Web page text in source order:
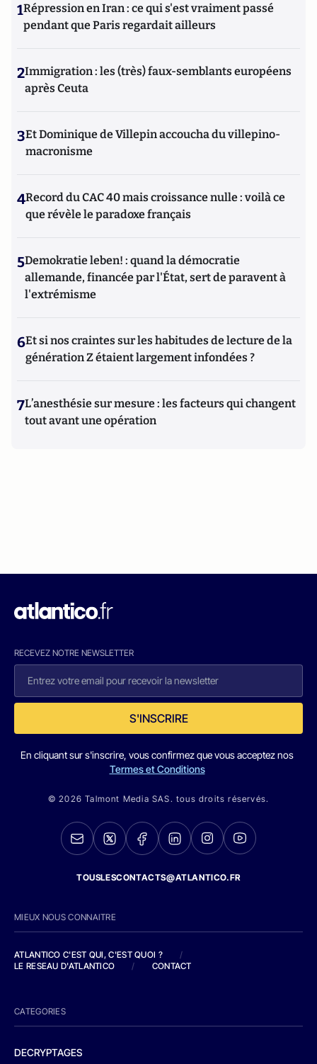
1Répression en Iran : ce qui s'est vraiment passé
pendant que Paris regardait ailleurs
2Immigration : les (très) faux-semblants européens
après Ceuta
3Et Dominique de Villepin accoucha du villepino-
macronisme
4Record du CAC 40 mais croissance nulle : voilà ce
que révèle le paradoxe français
5Demokratie leben! : quand la démocratie
allemande, financée par l'État, sert de paravent à
l'extrémisme
6Et si nos craintes sur les habitudes de lecture de la
génération Z étaient largement infondées ?
7L’anesthésie sur mesure : les facteurs qui changent
tout avant une opération
RECEVEZ NOTRE NEWSLETTER
S'INSCRIRE
En cliquant sur s'inscrire, vous confirmez que vous acceptez nos
Termes et Conditions
© 2026 Talmont Media SAS. tous droits réservés.
TOUSLESCONTACTS@ATLANTICO.FR
MIEUX NOUS CONNAITRE
ATLANTICO C'EST QUI, C'EST QUOI ?
/
LE RESEAU D'ATLANTICO
/ CONTACT
CATEGORIES
DECRYPTAGES